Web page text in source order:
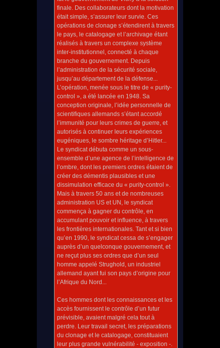
finale. Des collaborateurs dont la motivation
était simple, s’assurer leur survie. Ces
opérations de clonage s’étendirent à travers
le pays, le catalogage et l’archivage étant
réalisés à travers un complexe système
inter-institutionnel, connecté à chaque
branche du gouvernement. Depuis
l’administration de la sécurité sociale,
jusqu’au département de la défense...
L’opération, menée sous le titre de « purity-
control », a été lancée en 1948. Sa
conception originale, l’idée personnelle de
scientifiques allemands s’étant accordé
l’immunité pour leurs crimes de guerre, et
autorisés à continuer leurs expériences
eugéniques, le sombre héritage d’Hitler...
Le syndicat débuta comme un sous-
ensemble d’une agence de l’intelligence de
l’ombre, dont les premiers ordres étaient de
créer des démentis plausibles et une
dissimulation efficace du « purity-control ».
Mais à travers 50 ans et de nombreuses
administration US et UN, le syndicat
commença à gagner du contrôle, en
accumulant pouvoir et influence, à travers
les frontières internationales. Tant et si bien
qu’en 1990, le syndicat cessa de s’engager
auprès d’un quelconque gouvernement, et
ne reçut plus ses ordres que d’un seul
homme appelé Strughold, un industriel
allemand ayant fui son pays d’origine pour
l’Afrique du Nord...
Ces hommes dont les connaissances et les
accès fournissent le contrôle d’un futur
prévisible, avaient malgré cela tout à
perdre. Leur travail secret, les préparations
du clonage et le catalogage, constituaient
leur plus grande vulnérabilité - exposition -.